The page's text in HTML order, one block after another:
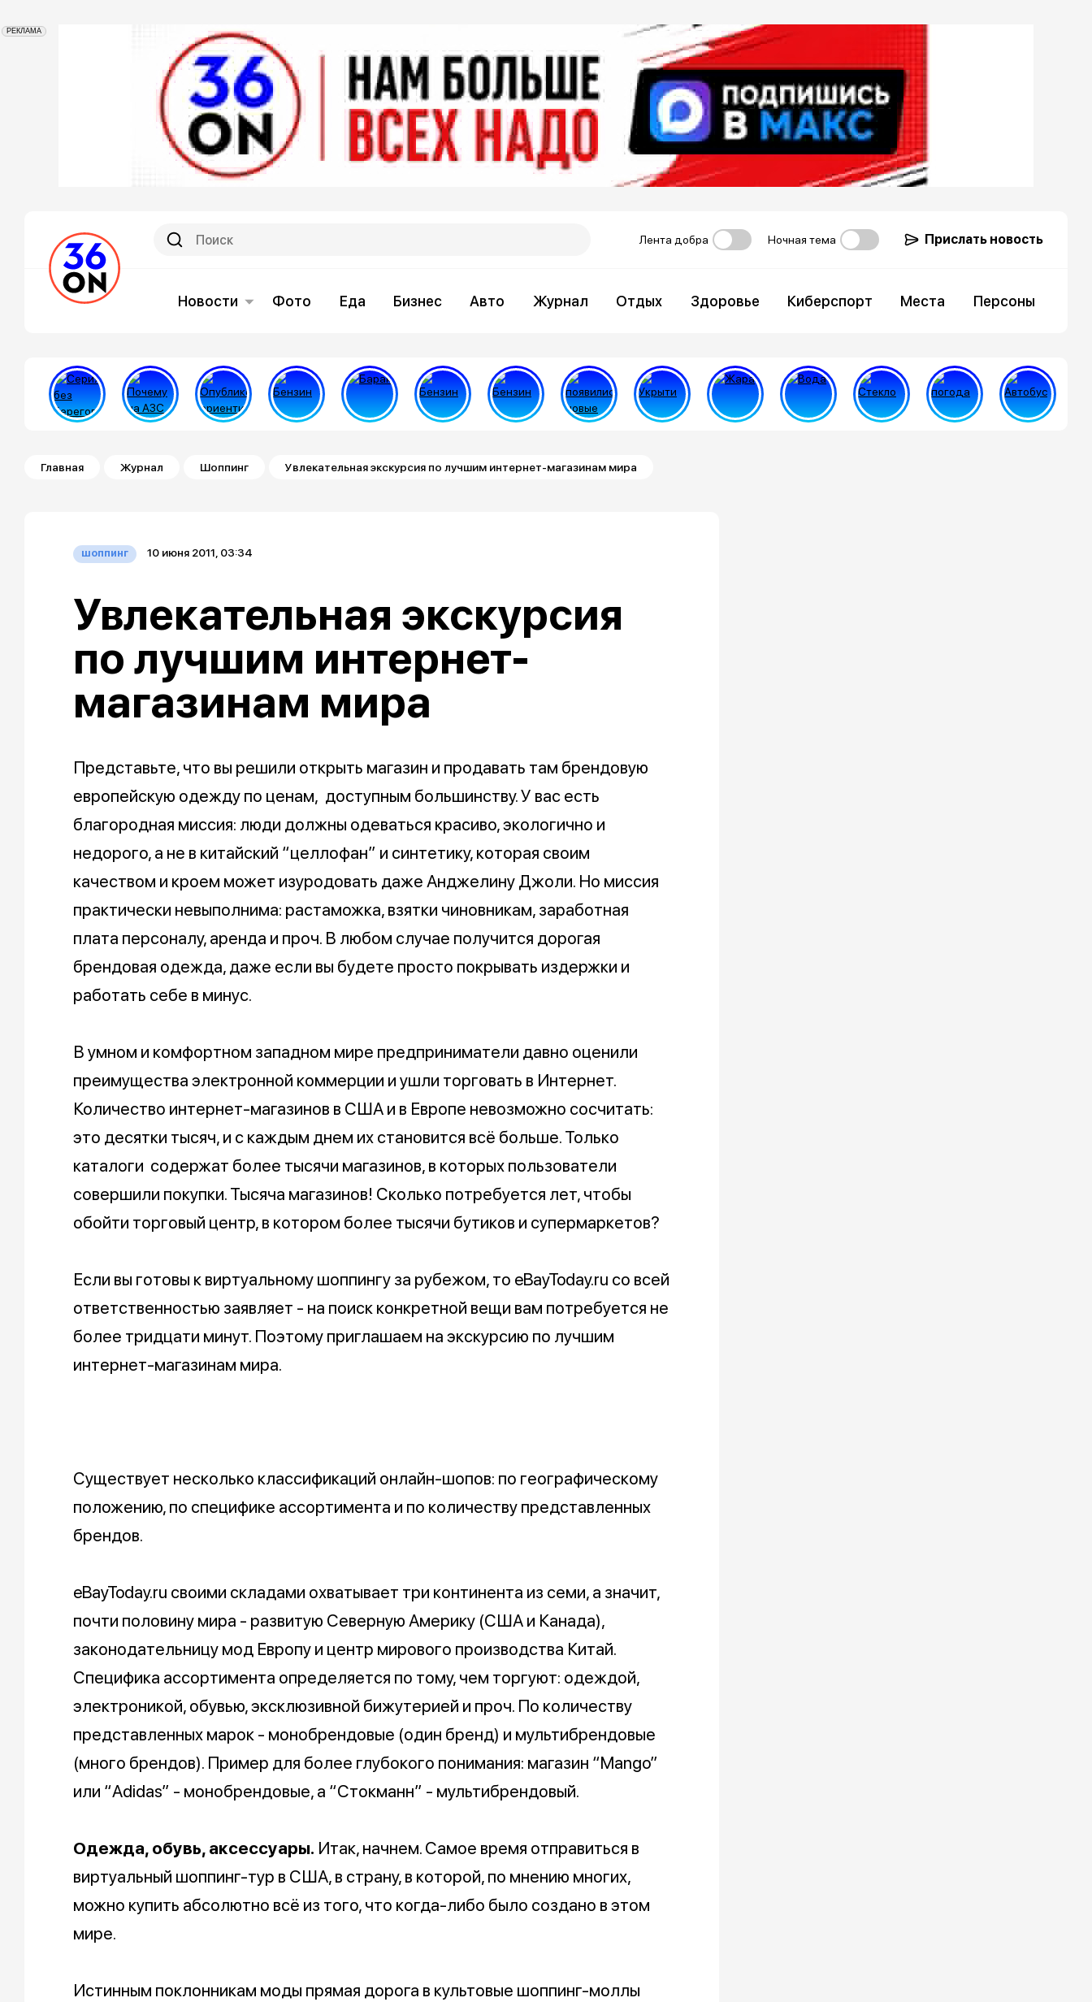
РЕКЛАМА
Лента добра Ночная тема Прислать новость
Новости Фото Еда Бизнес Авто Журнал Отдых Здоровье Киберспорт Места Персоны
Строка навигации
Главная Журнал Шоппинг Увлекательная экскурсия по лучшим интернет-магазинам мира
шоппинг 10 июня 2011, 03:34
Увлекательная экскурсия
по лучшим интернет-
магазинам мира
Представьте, что вы решили открыть магазин и продавать там брендовую
европейскую одежду по ценам, доступным большинству. У вас есть
благородная миссия: люди должны одеваться красиво, экологично и
недорого, а не в китайский “целлофан” и синтетику, которая своим
качеством и кроем может изуродовать даже Анджелину Джоли. Но миссия
практически невыполнима: растаможка, взятки чиновникам, заработная
плата персоналу, аренда и проч. В любом случае получится дорогая
брендовая одежда, даже если вы будете просто покрывать издержки и
работать себе в минус.
В умном и комфортном западном мире предприниматели давно оценили
преимущества электронной коммерции и ушли торговать в Интернет.
Количество интернет-магазинов в США и в Европе невозможно сосчитать:
это десятки тысяч, и с каждым днем их становится всё больше. Только
каталоги содержат более тысячи магазинов, в которых пользователи
совершили покупки. Тысяча магазинов! Сколько потребуется лет, чтобы
обойти торговый центр, в котором более тысячи бутиков и супермаркетов?
Если вы готовы к виртуальному шоппингу за рубежом, то eBayToday.ru со всей
ответственностью заявляет - на поиск конкретной вещи вам потребуется не
более тридцати минут. Поэтому приглашаем на экскурсию по лучшим
интернет-магазинам мира.
Существует несколько классификаций онлайн-шопов: по географическому
положению, по специфике ассортимента и по количеству представленных
брендов.
eBayToday.ru своими складами охватывает три континента из семи, а значит,
почти половину мира - развитую Северную Америку (США и Канада),
законодательницу мод Европу и центр мирового производства Китай.
Специфика ассортимента определяется по тому, чем торгуют: одеждой,
электроникой, обувью, эксклюзивной бижутерией и проч. По количеству
представленных марок - монобрендовые (один бренд) и мультибрендовые
(много брендов). Пример для более глубокого понимания: магазин “Mango”
или “Adidas” - монобрендовые, а “Стокманн” - мультибрендовый.
Одежда, обувь, аксессуары. Итак, начнем. Самое время отправиться в
виртуальный шоппинг-тур в США, в страну, в которой, по мнению многих,
можно купить абсолютно всё из того, что когда-либо было создано в этом
мире.
Истинным поклонникам моды прямая дорога в культовые шоппинг-моллы